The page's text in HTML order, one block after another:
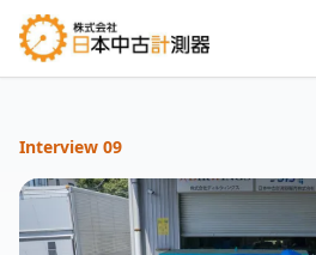
Interview 09